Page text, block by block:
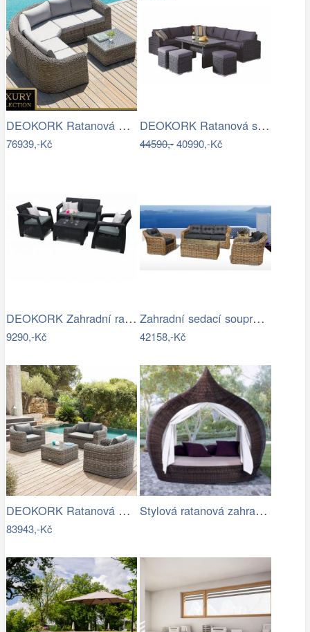
DEOKORK Ratanová modulová sestava…
76939,-Kč
DEOKORK Ratanová sestava NAOMI antracit…
44590,-40990,-Kč
DEOKORK Zahradní ratanová sestava CORFU…
9290,-Kč
Zahradní sedací souprava RICHMOND…
42158,-Kč
DEOKORK Ratanová modulová sestava…
83943,-Kč
Stylová ratanová zahradní postel se…